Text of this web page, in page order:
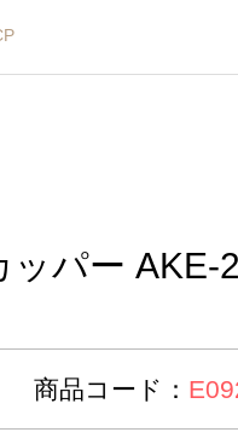
パー AKE-
商品コード：